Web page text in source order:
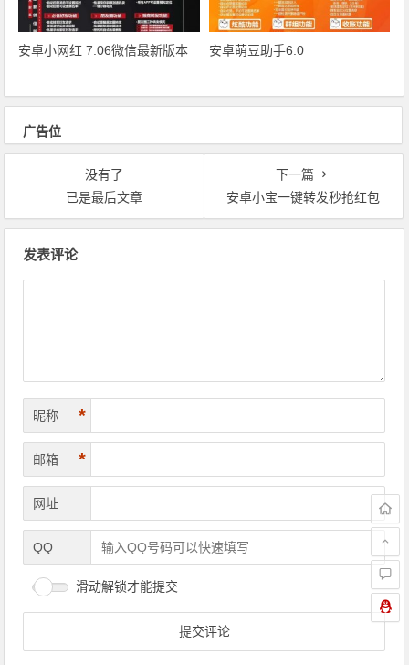
安卓小网红 7.06微信最新版本 安卓萌豆助手6.0
广告位
没有了
已是最后文章
下一篇
安卓小宝一键转发秒抢红包
发表评论
昵称 *
邮箱 *
网址
QQ
滑动解锁才能提交